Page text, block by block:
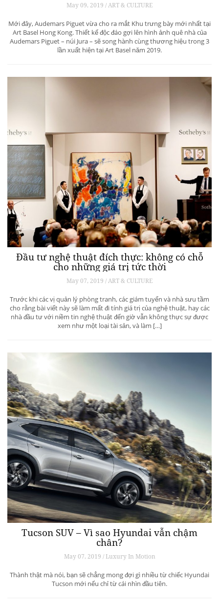
May 09, 2019 / ART & CULTURE
Mới đây, Audemars Piguet vừa cho ra mắt Khu trưng bày mới nhất tại
Art Basel Hong Kong. Thiết kế độc đáo gợi lên hình ảnh quê nhà của
Audemars Piguet – núi Jura – sẽ song hành cùng thương hiệu trong 3
lần xuất hiện tại Art Basel năm 2019.
Đầu tư nghệ thuật đích thực: không có chỗ
cho những giá trị tức thời
May 07, 2019 / ART & CULTURE
Trước khi các vị quản lý phòng tranh, các giám tuyển và nhà sưu tầm
cho rằng bài viết này sẽ làm mất đi tính giá trị của nghệ thuật, hay các
nhà đầu tư với niềm tin nghệ thuật đến giờ vẫn không thực sự được
xem như một loại tài sản, và làm […]
Tucson SUV – Vì sao Hyundai vẫn chậm
chân?
May 07, 2019 / Luxury In Motion
Thành thật mà nói, bạn sẽ chẳng mong đợi gì nhiều từ chiếc Hyundai
Tucson mới nếu chỉ từ cái nhìn đầu tiên.